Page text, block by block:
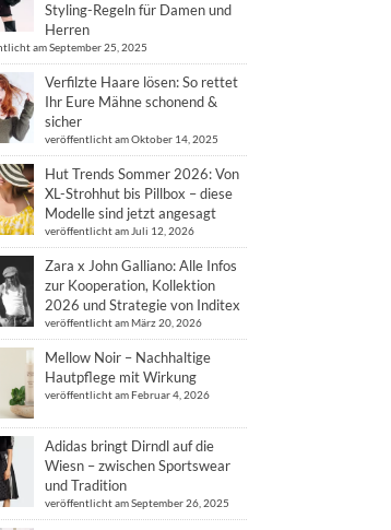
Styling-Regeln für Damen und
Herren
am September 25, 2025
Verfilzte Haare lösen: So rettet
Ihr Eure Mähne schonend &
sicher
veröffentlicht am Oktober 14, 2025
Hut Trends Sommer 2026: Von
XL-Strohhut bis Pillbox – diese
Modelle sind jetzt angesagt
veröffentlicht am Juli 12, 2026
Zara x John Galliano: Alle Infos
zur Kooperation, Kollektion
2026 und Strategie von Inditex
veröffentlicht am März 20, 2026
Mellow Noir – Nachhaltige
Hautpflege mit Wirkung
veröffentlicht am Februar 4, 2026
Adidas bringt Dirndl auf die
Wiesn – zwischen Sportswear
und Tradition
veröffentlicht am September 26, 2025